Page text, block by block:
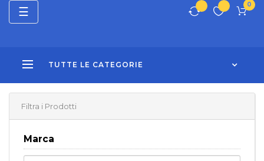
0
TUTTE LE CATEGORIE
navigazione
Toggle
☰
Filtra i Prodotti
Marca